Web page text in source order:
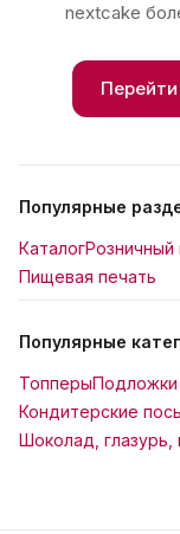
nextcake
Перейти
Популярные
КаталогРозничный
Пищевая печать
Популярные
ТопперыПодложки
Кондитерские
Шоколад, глазурь,